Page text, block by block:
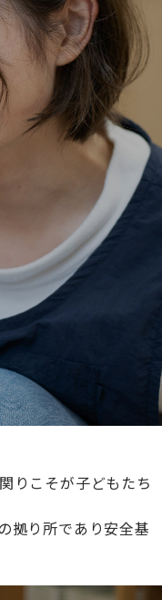
りこそが子どもたち
拠り所であり安全基